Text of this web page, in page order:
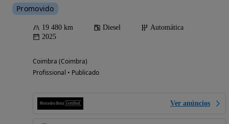
Promovido
19 480 km Diesel
Automática
2025
Coimbra (Coimbra)
Profissional • Publicado
Ver anúncios